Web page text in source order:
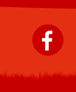
Timrå
kommun
Facebook.